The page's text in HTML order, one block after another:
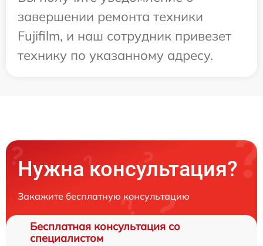
завершении ремонта техники
Fujifilm, и наш сотрудник привезет
технику по указанному адресу.
Нужна консультация?
Закажите бесплатную консультацию
Бесплатная консультация со
специалистом